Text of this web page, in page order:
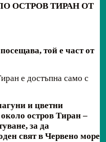
ОСТРОВ ТИРАН ОТ
той е част от
е достъпна само с
и цветни
около остров Тиран –
за да
свят в Червено море